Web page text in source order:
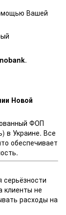
Вашей
.
Новой
ФОП
в Украине. Все
обеспечивает
клиенты не
расходы на